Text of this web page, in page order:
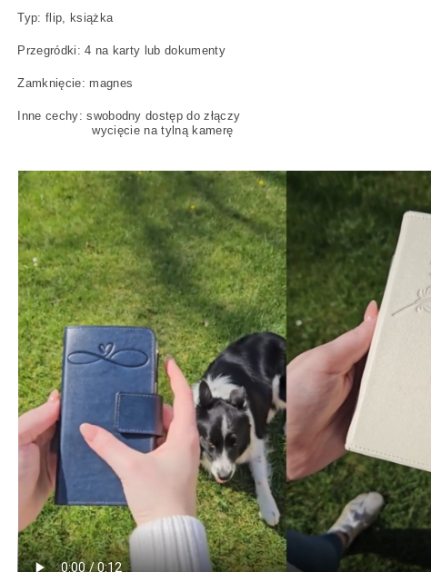
Typ: flip, książka
Przegródki: 4 na karty lub dokumenty
Zamknięcie: magnes
Inne cechy: swobodny dostęp do złączy
wycięcie na tylną kamerę